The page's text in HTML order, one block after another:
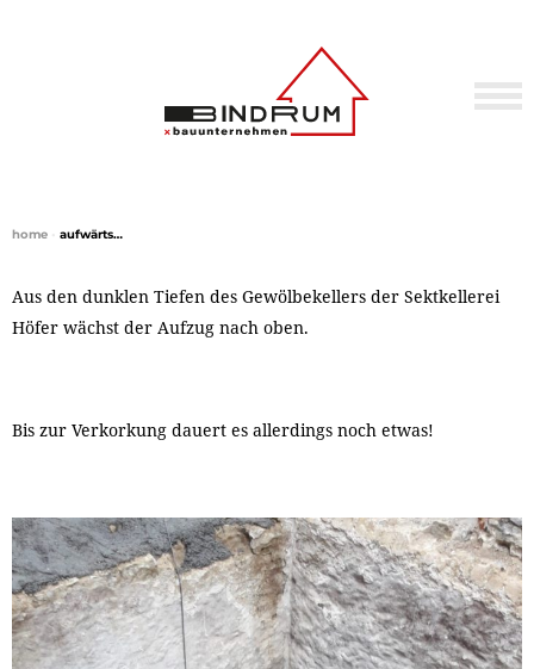
home aufwärts…
Aus den dunklen Tiefen des Gewölbekellers der Sektkellerei
Höfer wächst der Aufzug nach oben.
Bis zur Verkorkung dauert es allerdings noch etwas!